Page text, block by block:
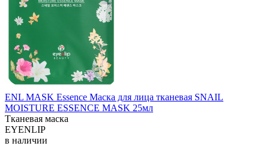
ENL MASK Essence Маска для лица тканевая SNAIL
MOISTURE ESSENCE MASK 25мл
Тканевая маска
EYENLIP
в наличии